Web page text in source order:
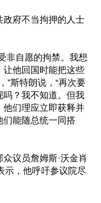
府不当拘押的人士
非自愿的拘禁。我想
他回国时能把这些
”斯特朗说，“再次要
？我不知道。但我
们理应立即获释并
能随总统一同搭
议员詹姆斯·沃金肖
示，他呼吁参议院尽